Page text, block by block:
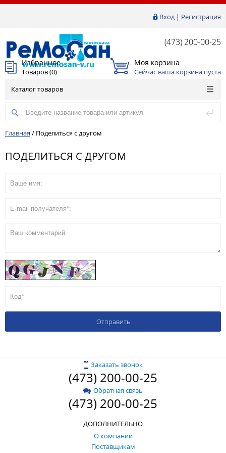
Вход| Регистрация
(473) 200-00-25
Избранное
Товаров (0)
Моя корзина
Сейчас ваша корзина пуста
Каталог товаров
Главная / Поделиться с другом
ПОДЕЛИТЬСЯ С ДРУГОМ
Заказать звонок
(473) 200-00-25
Обратная связь
(473) 200-00-25
ДОПОЛНИТЕЛЬНО
О компании
Поставщикам